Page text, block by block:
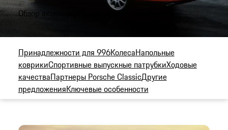
Обзор аксессуаров для вашего Porsche 996
Принадлежности для 996КолесаНапольные
коврикиСпортивные выпускные патрубкиХодовые
качестваПартнеры Porsche ClassicДругие
предложенияКлючевые особенности